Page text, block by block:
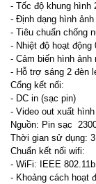
- Tốc độ khung hình
- Định dạng hình
- Tiêu chuẩn chống
- Nhiệt độ hoạt động
- Cảm biến hình ảnh
- Hỗ trợ sáng 2 đèn
Cổng kết nối:
- DC in (sạc pin)
- Video out xuất
Nguồn: Pin sạc
Thời gian sử dụng:
Chuẩn kết nối wifi:
- WiFi: IEEE
- Khoảng cách hoạt